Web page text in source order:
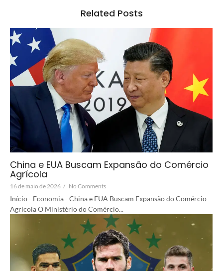
Related Posts
China e EUA Buscam Expansão do Comércio
Agrícola
16 de maio de 2026 / No Comments
Início - Economia - China e EUA Buscam Expansão do Comércio
Agrícola O Ministério do Comércio...